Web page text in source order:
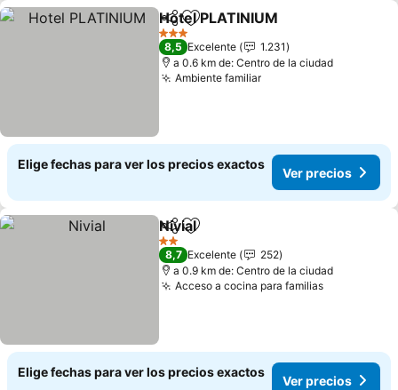
CompartirAgregar a favoritos
Hotel PLATINIUM
3 Estrellas
8,5 Excelente
1.231
a 0.6 km de: Centro de la ciudad
Ambiente familiarVer precios
Elige fechas para ver los precios exactos
Ver precios
CompartirAgregar a favoritos
Nivial
2 Estrellas
8,7 Excelente
252
a 0.9 km de: Centro de la ciudad
Acceso a cocina para familiasVer
Elige fechas para ver los precios exactos
Ver precios